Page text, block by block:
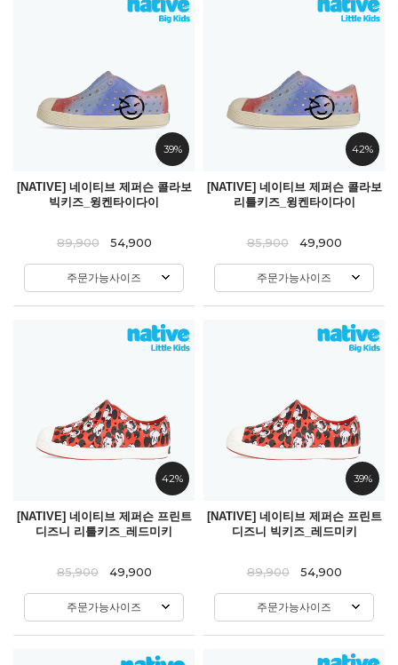
39%
[NATIVE] 네이티브 제퍼슨 콜라보
빅키즈_윙켄타이다이
89,900 54,900
주문가능사이즈
42%
[NATIVE] 네이티브 제퍼슨 콜라보
리틀키즈_윙켄타이다이
85,900 49,900
주문가능사이즈
42%
[NATIVE] 네이티브 제퍼슨 프린트
디즈니 리틀키즈_레드미키
85,900 49,900
주문가능사이즈
39%
[NATIVE] 네이티브 제퍼슨 프린트
디즈니 빅키즈_레드미키
89,900 54,900
주문가능사이즈